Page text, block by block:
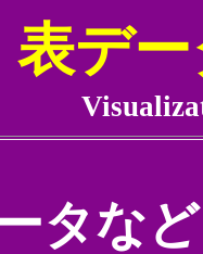
表デ
タなど